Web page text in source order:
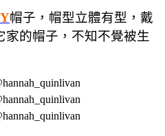
帽子，帽型立體有型，戴
家的帽子，不知不覺被生